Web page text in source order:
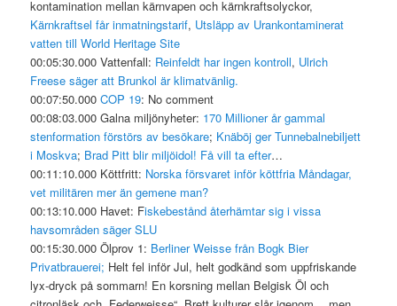
kontamination mellan kärnvapen och kärnkraftsolyckor,
Kärnkraftsel får inmatningstarif, Utsläpp av Urankontaminerat
vatten till World Heritage Site
00:05:30.000 Vattenfall: Reinfeldt har ingen kontroll, Ulrich
Freese säger att Brunkol är klimatvänlig.
00:07:50.000COP 19: No comment
00:08:03.000 Galna miljönyheter: 170 Millioner år gammal
stenformation förstörs av besökare; Knäböj ger Tunnebalnebiljett
i Moskva; Brad Pitt blir miljöidol! Få vill ta efter…
00:11:10.000 Köttfritt: Norska försvaret inför köttfria Måndagar,
vet militären mer än gemene man?
00:13:10.000 Havet: Fiskebestånd återhämtar sig i vissa
havsområden säger SLU
00:15:30.000 Ölprov 1: Berliner Weisse från Bogk Bier
Privatbrauerei; Helt fel inför Jul, helt godkänd som uppfriskande
lyx-dryck på sommarn! En korsning mellan Belgisk Öl och